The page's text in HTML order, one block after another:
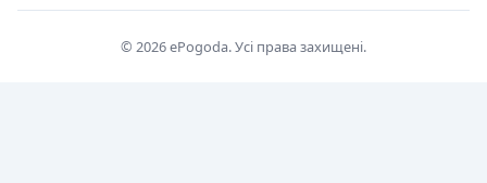
© 2026 ePogoda. Усі права захищені.